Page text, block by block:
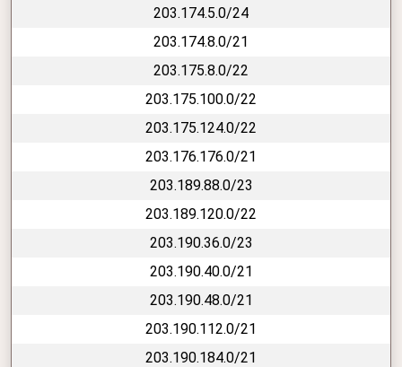
203.174.5.0/24
203.174.8.0/21
203.175.8.0/22
203.175.100.0/22
203.175.124.0/22
203.176.176.0/21
203.189.88.0/23
203.189.120.0/22
203.190.36.0/23
203.190.40.0/21
203.190.48.0/21
203.190.112.0/21
203.190.184.0/21